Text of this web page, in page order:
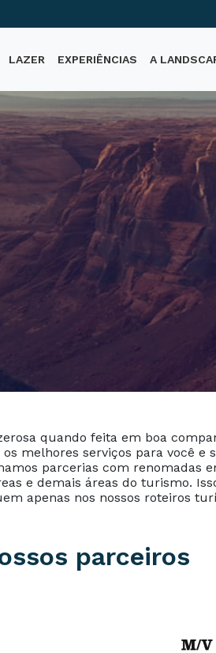
LAZER EXPERIÊNCIAS A
quando feita em boa
melhores serviços para você e
parcerias com renomadas
e demais áreas do turismo.
apenas nos nossos roteiros
parceiros